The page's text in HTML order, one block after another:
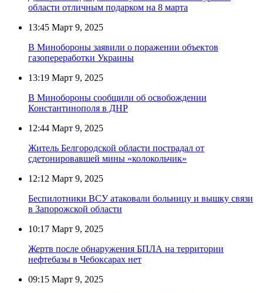
области отличным подарком на 8 марта
13:45 Март 9, 2025
В Минобороны заявили о поражении объектов
газопереработки Украины
13:19 Март 9, 2025
В Минобороны сообщили об освобождении
Константинополя в ДНР
12:44 Март 9, 2025
Житель Белгородской области пострадал от
сдетонировавшей мины «колокольчик»
12:12 Март 9, 2025
Беспилотники ВСУ атаковали больницу и вышку связи
в Запорожской области
10:17 Март 9, 2025
Жертв после обнаружения БПЛА на территории
нефтебазы в Чебоксарах нет
09:15 Март 9, 2025